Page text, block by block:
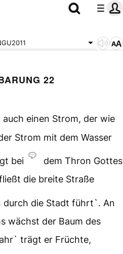
22
einen Strom, der wie
Strom mit dem Wasser
bei
dem Thron Gottes
die breite Straße
durch die Stadt führt`. An
wächst der Baum des
trägt er Früchte,